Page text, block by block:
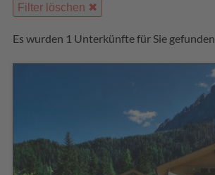
Filter löschen
Es wurden 1 Unterkünfte für Sie gefunden.